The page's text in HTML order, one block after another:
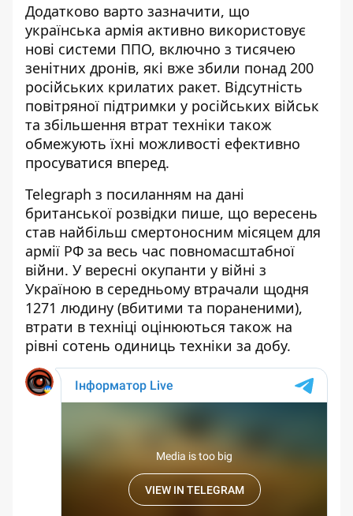
Додатково варто зазначити, що
українська армія активно використовує
нові системи ППО, включно з тисячею
зенітних дронів, які вже збили понад 200
російських крилатих ракет. Відсутність
повітряної підтримки у російських військ
та збільшення втрат техніки також
обмежують їхні можливості ефективно
просуватися вперед.
Telegraph з посиланням на дані
британської розвідки пише, що вересень
став найбільш смертоносним місяцем для
армії РФ за весь час повномасштабної
війни. У вересні окупанти у війні з
Україною в середньому втрачали щодня
1271 людину (вбитими та пораненими),
втрати в техніці оцінюються також на
рівні сотень одиниць техніки за добу.